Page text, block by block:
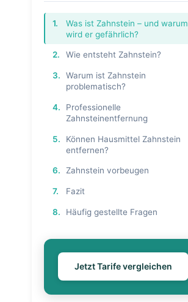
1.
Was ist Zahnstein – und warum
wird er gefährlich?
2. Wie entsteht Zahnstein?
3.
Warum ist Zahnstein
problematisch?
4.
Professionelle
Zahnsteinentfernung
5.
Können Hausmittel Zahnstein
entfernen?
6. Zahnstein vorbeugen
7. Fazit
8. Häufig gestellte Fragen
Jetzt Tarife vergleichen